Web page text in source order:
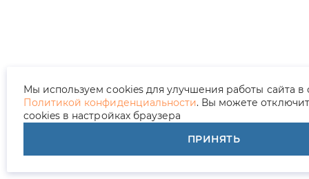
Мы используем cookies для улучшения работы сайта в
Политикой конфиденциальности. Вы можете
cookies в настройках браузера
ПРИНЯТЬ